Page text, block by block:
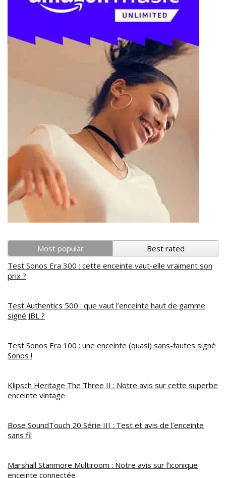
Most popular
Best rated
Test Sonos Era 300 : cette enceinte vaut-elle vraiment son
prix ?
Test Authentics 500 : que vaut l’enceinte haut de gamme
signé JBL ?
Test Sonos Era 100 : une enceinte (quasi) sans-fautes signé
Sonos !
Klipsch Heritage The Three II : Notre avis sur cette superbe
enceinte vintage
Bose SoundTouch 20 Série III : Test et avis de l’enceinte
sans fil
Marshall Stanmore Multiroom : Notre avis sur l’iconique
enceinte connectée